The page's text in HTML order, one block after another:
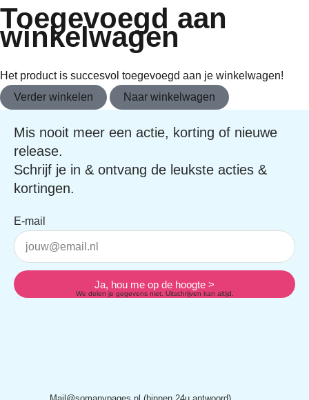
Toegevoegd aan
winkelwagen
Het product is succesvol toegevoegd aan je winkelwagen!
Verder winkelen
Naar winkelwagen
Mis nooit meer een actie, korting of
nieuwe release.
Schrijf je in & ontvang de leukste acties &
kortingen.
E-mail
Ja, hou me op de hoogte >
We delen je gegevens niet. Uitschrijven kan altijd.